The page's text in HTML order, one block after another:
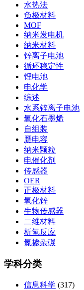
水热法
负极材料
MOF
纳米发电机
纳米材料
锌离子电池
循环稳定性
锂电池
电化学
综述
水系锌离子电池
氧化石墨烯
自组装
赝电容
纳米颗粒
电催化剂
传感器
OER
正极材料
氧化锌
生物传感器
二维材料
析氢反应
氮掺杂碳
学科分类
信息科学 (317)